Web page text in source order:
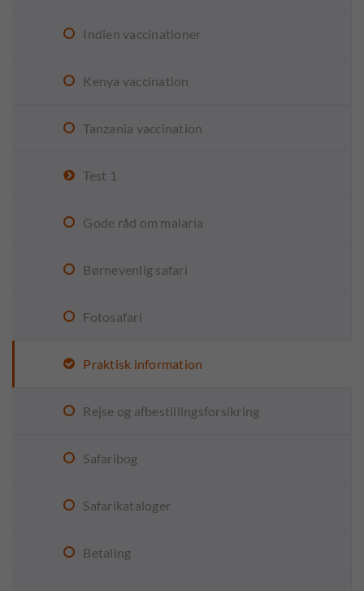
Indien vaccinationer
Kenya vaccination
Tanzania vaccination
Test 1
Gode råd om malaria
Børnevenlig safari
Fotosafari
Praktisk information
Rejse og afbestillingsforsikring
Safaribog
Safarikataloger
Betaling